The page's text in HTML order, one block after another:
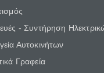
- Συντήρηση
Αυτοκινήτων
Γραφεία